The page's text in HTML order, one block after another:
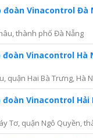
đoàn Vinacontrol Đà
thành phố Đà Nẵng
đoàn Vinacontrol Hà
quận Hai Bà Trưng, Hà
Vinacontrol Hải
Tơ, quận Ngô Quyền,